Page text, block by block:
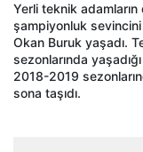
Yerli teknik
şampiyonluk sevincini
Okan Buruk yaşadı.
sezonlarında
2018-2019
sona taşıdı.